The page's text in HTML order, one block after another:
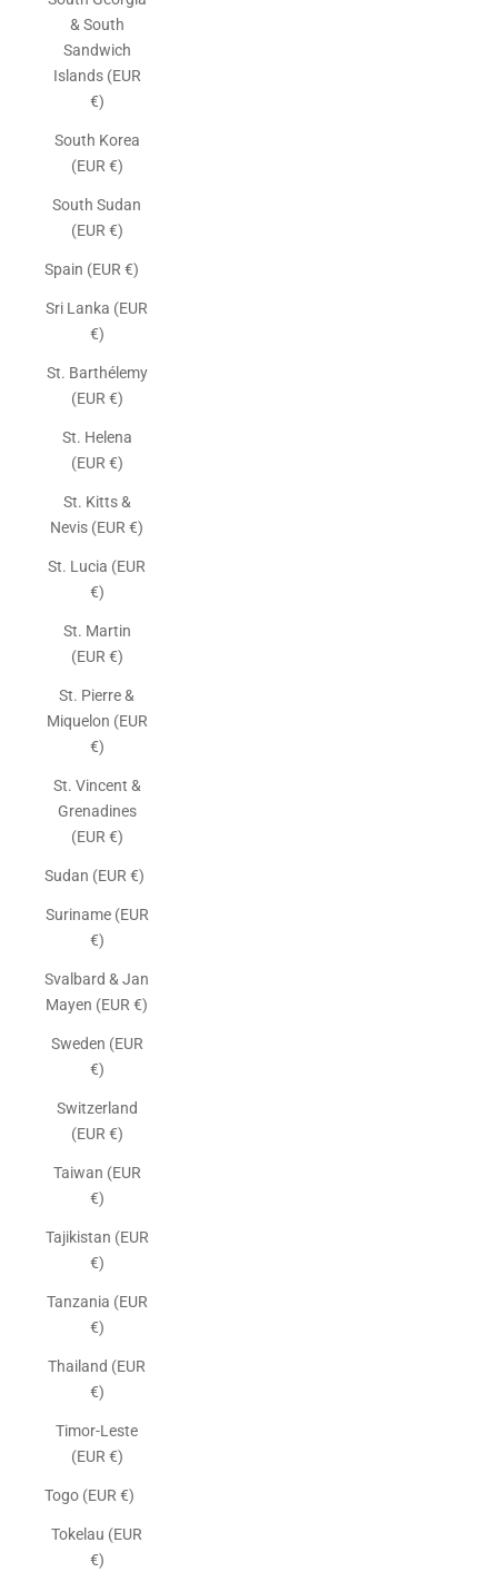
& South
Sandwich
Islands (EUR
€)
South Korea
(EUR €)
South Sudan
(EUR €)
Spain (EUR €)
Sri Lanka (EUR
€)
St. Barthélemy
(EUR €)
St. Helena
(EUR €)
St. Kitts &
Nevis (EUR €)
St. Lucia (EUR
€)
St. Martin
(EUR €)
St. Pierre &
Miquelon (EUR
€)
St. Vincent &
Grenadines
(EUR €)
Sudan (EUR €)
Suriname (EUR
€)
Svalbard & Jan
Mayen (EUR €)
Sweden (EUR
€)
Switzerland
(EUR €)
Taiwan (EUR
€)
Tajikistan (EUR
€)
Tanzania (EUR
€)
Thailand (EUR
€)
Timor-Leste
(EUR €)
Togo (EUR €)
Tokelau (EUR
€)